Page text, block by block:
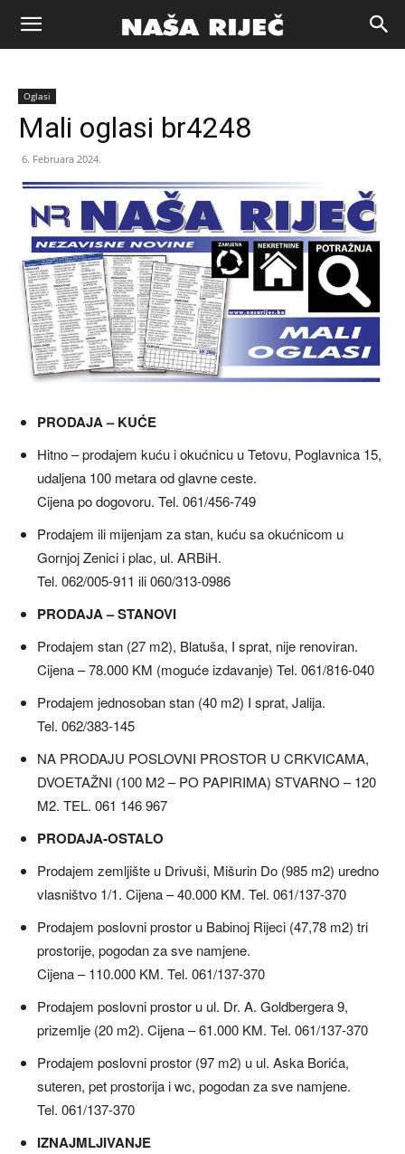
Naša
riječ
Zenica
Oglasi
Mali oglasi br4248
6. Februara 2024.
PRODAJA – KUĆE
Hitno – prodajem kuću i okućnicu u Tetovu, Poglavnica 15,
udaljena 100 metara od glavne ceste.
Cijena po dogovoru. Tel. 061/456-749
Prodajem ili mijenjam za stan, kuću sa okućnicom u
Gornjoj Zenici i plac, ul. ARBiH.
Tel. 062/005-911 ili 060/313-0986
PRODAJA – STANOVI
Prodajem stan (27 m2), Blatuša, I sprat, nije renoviran.
Cijena – 78.000 KM (moguće izdavanje) Tel. 061/816-040
Prodajem jednosoban stan (40 m2) I sprat, Jalija.
Tel. 062/383-145
NA PRODAJU POSLOVNI PROSTOR U CRKVICAMA,
DVOETAŽNI (100 M2 – PO PAPIRIMA) STVARNO – 120
M2. TEL. 061 146 967
PRODAJA-OSTALO
Prodajem zemljište u Drivuši, Mišurin Do (985 m2) uredno
vlasništvo 1/1. Cijena – 40.000 KM. Tel. 061/137-370
Prodajem poslovni prostor u Babinoj Rijeci (47,78 m2) tri
prostorije, pogodan za sve namjene.
Cijena – 110.000 KM. Tel. 061/137-370
Prodajem poslovni prostor u ul. Dr. A. Goldbergera 9,
prizemlje (20 m2). Cijena – 61.000 KM. Tel. 061/137-370
Prodajem poslovni prostor (97 m2) u ul. Aska Borića,
suteren, pet prostorija i wc, pogodan za sve namjene.
Tel. 061/137-370
IZNAJMLJIVANJE